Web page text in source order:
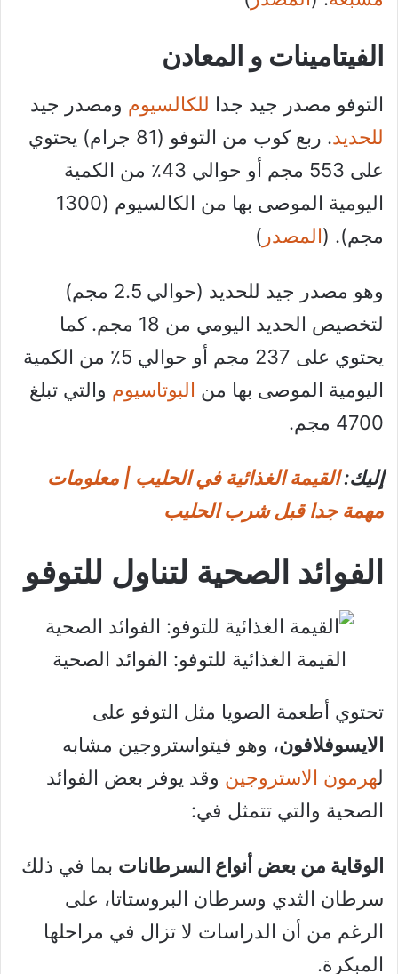
الفيتامينات و المعادن
التوفو مصدر جيد جدا للكالسيوم ومصدر جيد
للحديد
. ربع كوب من التوفو (81 جرام) يحتوي
على 553 مجم أو حوالي 43٪ من الكمية
اليومية الموصى بها من الكالسيوم (1300
مجم). (المصدر )
وهو مصدر جيد للحديد (حوالي 2.5 مجم)
لتخصيص الحديد اليومي من 18 مجم. كما
يحتوي على 237 مجم أو حوالي 5٪ من الكمية
اليومية الموصى بها من البوتاسيوم والتي تبلغ
4700 مجم.
إليك:القيمة الغذائية في الحليب | معلومات
مهمة جدا قبل شرب الحليب
الفوائد الصحية لتناول للتوفو
القيمة الغذائية للتوفو: الفوائد الصحية
تحتوي أطعمة الصويا مثل التوفو على
الايسوفلافون، وهو فيتواستروجين مشابه
لهرمون الاستروجين وقد يوفر بعض الفوائد
الصحية والتي تتمثل في:
الوقاية من بعض أنواع السرطانات بما في ذلك
سرطان الثدي وسرطان البروستاتا، على
الرغم من أن الدراسات لا تزال في مراحلها
المبكرة.